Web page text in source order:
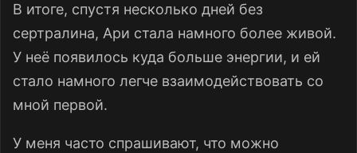
В итоге, спустя несколько дней без
сертралина, Ари стала намного более живой.
У неё появилось куда больше энергии, и ей
стало намного легче взаимодействовать со
мной первой.
У меня часто спрашивают, что можно